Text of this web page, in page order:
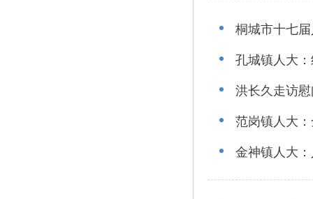
桐城市十七
孔城镇人大：
洪长久走访
范岗镇人大
金神镇人大